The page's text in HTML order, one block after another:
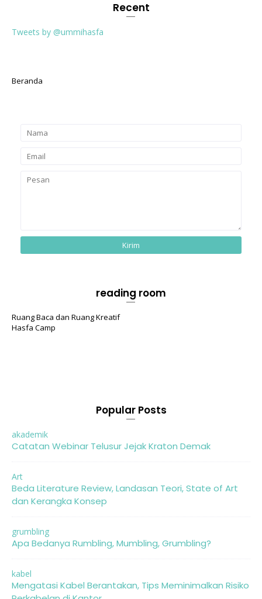
Recent
Tweets by @ummihasfa
Beranda
reading room
Ruang Baca dan Ruang Kreatif
Hasfa Camp
Popular Posts
akademik
Catatan Webinar Telusur Jejak Kraton Demak
Art
Beda Literature Review, Landasan Teori, State of Art
dan Kerangka Konsep
grumbling
Apa Bedanya Rumbling, Mumbling, Grumbling?
kabel
Mengatasi Kabel Berantakan, Tips Meminimalkan Risiko